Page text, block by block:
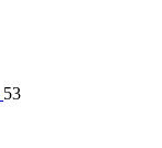
53